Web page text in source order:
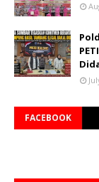
FACEBOOK